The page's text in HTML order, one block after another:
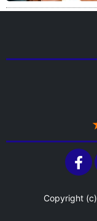
Copyright (c)